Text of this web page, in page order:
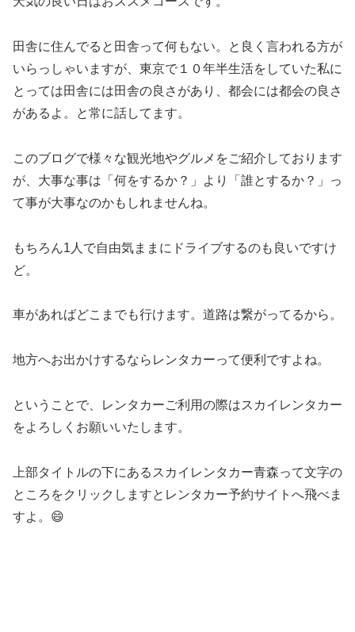
田舎に住んでると田舎って何もない。と良く言われる方が
いらっしゃいますが、東京で１０年半生活をしていた私に
とっては田舎には田舎の良さがあり、都会には都会の良さ
があるよ。と常に話してます。
このブログで様々な観光地やグルメをご紹介しております
が、大事な事は「何をするか？」より「誰とするか？」っ
て事が大事なのかもしれませんね。
もちろん1人で自由気ままにドライブするのも良いですけ
ど。
車があればどこまでも行けます。道路は繋がってるから。
地方へお出かけするならレンタカーって便利ですよね。
ということで、レンタカーご利用の際はスカイレンタカー
をよろしくお願いいたします。
上部タイトルの下にあるスカイレンタカー青森って文字の
ところをクリックしますとレンタカー予約サイトへ飛べま
すよ。😄